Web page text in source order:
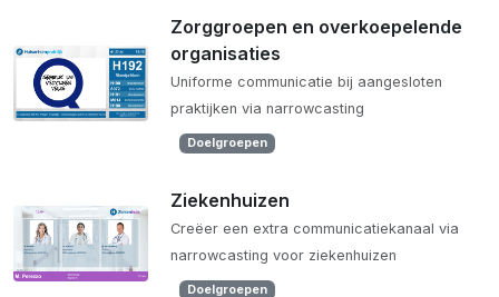
Zorggroepen en overkoepelende
organisaties
Uniforme communicatie bij aangesloten
praktijken via narrowcasting
Doelgroepen
Ziekenhuizen
Creëer een extra communicatiekanaal via
narrowcasting voor ziekenhuizen
Doelgroepen